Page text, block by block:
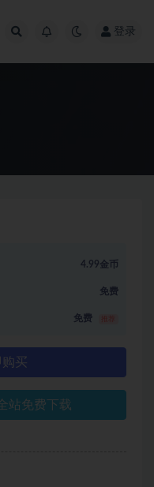
登录
4.99金币
免费
免费
购买
站免费下载